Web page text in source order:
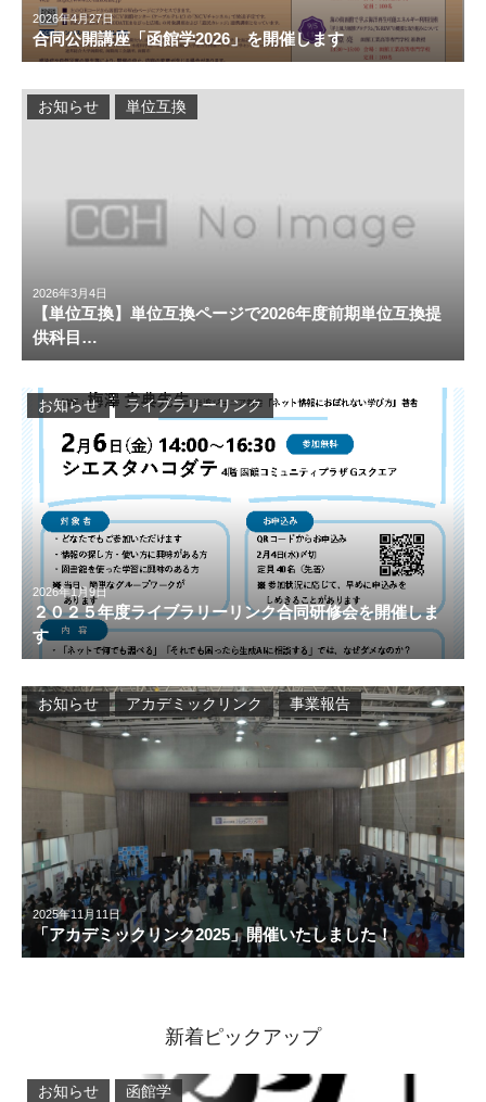
2026年4月27日
合同公開講座「函館学2026」を開催します
2026年3月4日
【単位互換】単位互換ページで2026年度前期単位互換提
供科目…
お知らせ 単位互換
2026年1月9日
２０２５年度ライブラリーリンク合同研修会を開催しま
す
お知らせ ライブラリーリンク
2025年11月11日
「アカデミックリンク2025」開催いたしました！
お知らせ アカデミックリンク 事業報告
新着ピックアップ
お知らせ 函館学